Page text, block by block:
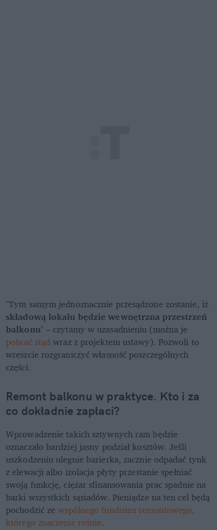
"Tym samym jednoznacznie przesądzone zostanie, iż
składową lokalu będzie wewnętrzna przestrzeń
balkonu
pobrać stąd wraz z projektem ustawy). Pozwoli to
wreszcie rozgraniczyć własność poszczególnych
części.
Remont balkonu w praktyce. Kto i za
co dokładnie zapłaci?
Wprowadzenie takich sztywnych ram będzie
oznaczało bardziej jasny podział kosztów. Jeśli
uszkodzeniu ulegnie barierka, zacznie odpadać tynk
z elewacji albo izolacja płyty przestanie spełniać
swoją funkcję, ciężar sfinansowania prac spadnie na
barki wszystkich sąsiadów. Pieniądze na ten cel będą
pochodzić ze wspólnego funduszu remontowego,
którego znaczenie rośnie.